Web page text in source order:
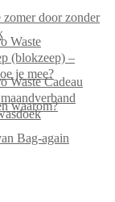
door zonder
Waste
(blokzeep) –
je mee?
Waste Cadeau
waarom?
Bag-again